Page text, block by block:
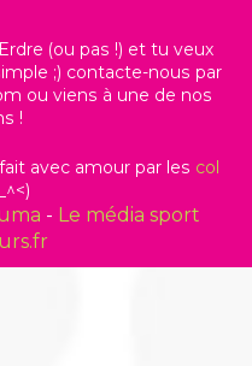
(ou pas !) et tu veux
;) contacte-nous par
ou viens à une de nos
!
avec amour par les col
- Le média sport